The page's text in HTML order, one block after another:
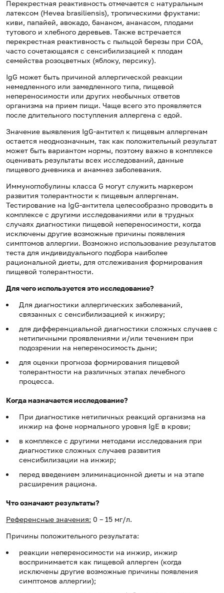
Перекрестная реактивность отмечается с натуральным
латексом (Hevea brasiliensis), тропическими фруктами:
киви, папайей, авокадо, бананом, ананасом, плодами
тутового и хлебного деревьев. Также встречается
перекрестная реактивность с пыльцой березы при СОА,
часто сочетающаяся с сенсибилизацией к плодам
семейства розоцветных (яблоку, персику).
IgG может быть причиной аллергической реакции
немедленного или замедленного типа, пищевой
непереносимости или других необычных ответов
организма на прием пищи. Чаще всего это проявляется
после длительного поступления аллергена с едой.
Значение выявления IgG-антител к пищевым аллергенам
остается неоднозначным, так как положительный результат
может быть вариантом нормы, поэтому важно в комплексе
оценивать результаты всех исследований, данные
пищевого дневника и анамнез заболевания.
Иммуноглобулины класса G могут служить маркером
развития толерантности к пищевым аллергенам.
Тестирование на IgG-антитела целесообразно проводить в
комплексе с другими исследованиями или в трудных
случаях диагностики пищевой непереносимости, когда
исключены другие возможные причины появления
симптомов аллергии. Возможно использование результатов
теста для индивидуального подбора наиболее
рациональной диеты, для отслеживания формирования
пищевой толерантности.
Для чего используется это исследование?
Для диагностики аллергических заболеваний,
связанных с сенсибилизацией к инжиру;
для дифференциальной диагностики сложных случаев с
нетипичными проявлениями и/или течением при
подозрении на непереносимость дыни;
для оценки прогноза формирования пищевой
толерантности на различных этапах лечебного
процесса.
Когда назначается исследование?
При диагностике нетипичных реакций организма на
инжир на фоне нормального уровня IgE в крови;
в комплексе с другими методами исследования при
диагностике сложных случаев развития
сенсибилизации на инжир;
перед введением элиминационной диеты и на этапе
расширения рациона.
Что означают результаты?
Референсные значения: 0 – 15 мг/л.
Причины положительного результата:
реакции непереносимости на инжир, инжир
воспринимается как пищевой аллерген (когда
исключены другие возможные причины появления
симптомов аллергии);